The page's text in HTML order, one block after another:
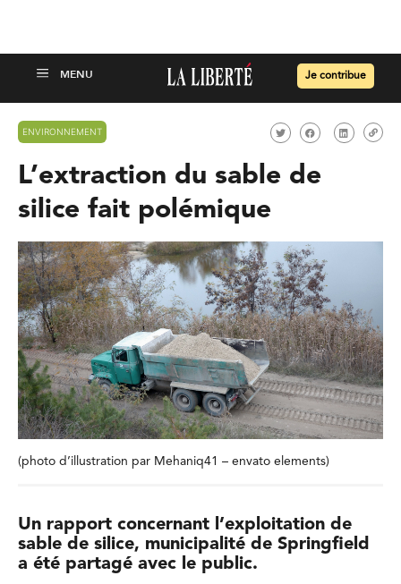
Je contribue
ENVIRONNEMENT
L’extraction du sable de
silice fait polémique
(photo d’illustration par Mehaniq41 – envato elements)
Un rapport concernant l’exploitation de
sable de silice, municipalité de Springfield
a été partagé avec le public.